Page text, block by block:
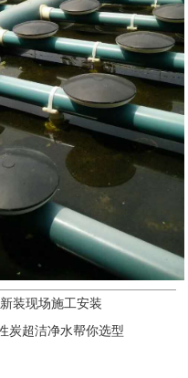
装现场施工安装
炭超洁净水帮你选型